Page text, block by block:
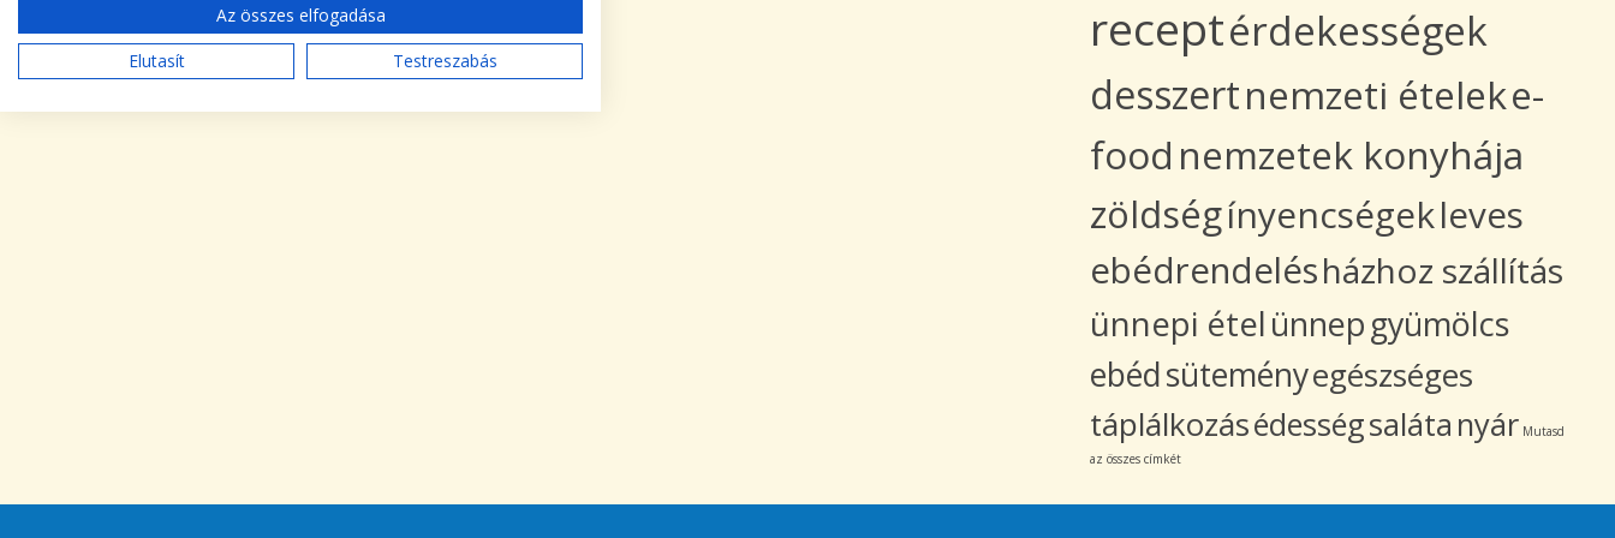
receptérdekességek
desszertnemzeti ételeke-
food nemzetek konyhája
zöldségínyencségekleves
ebédrendelésházhoz szállítás
ünnepi ételünnepgyümölcs
ebédsüteményegészséges
táplálkozásédességsaláta nyár Mutasd
az összes címkét
Az összes elfogadása
Elutasít
Testreszabás